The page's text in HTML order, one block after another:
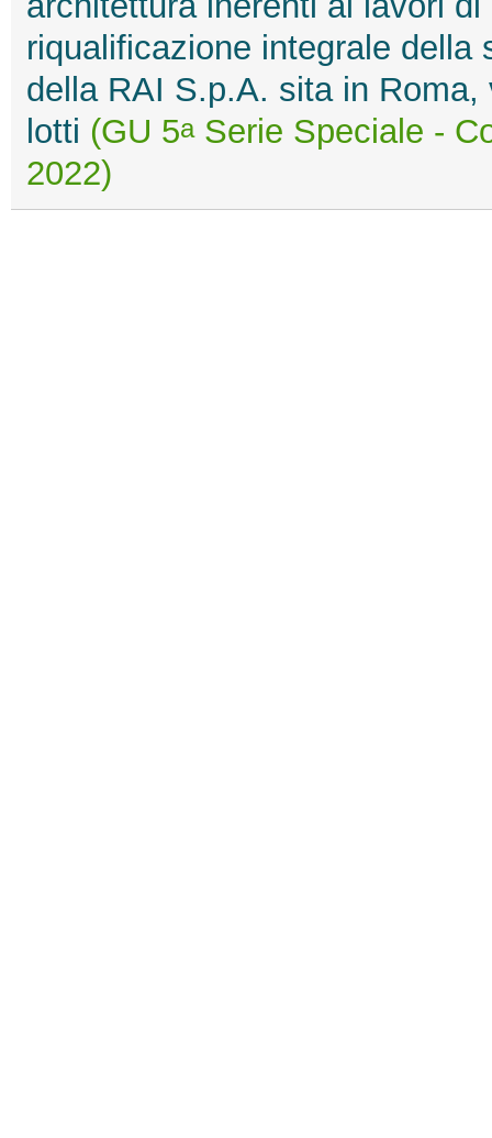
riqualificazione integrale della
della RAI S.p.A. sita in
lotti (GU 5aSerie Speciale -
2022)